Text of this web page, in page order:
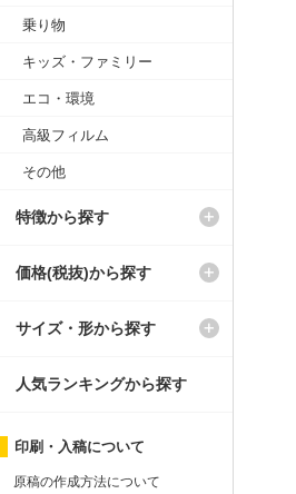
乗り物
キッズ・ファミリー
エコ・環境
高級フィルム
その他
特徴から探す
価格(税抜)から探す
サイズ・形から探す
人気ランキングから探す
印刷・入稿について
原稿の作成方法について